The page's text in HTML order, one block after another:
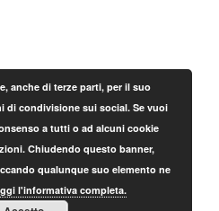
anche di terze parti, per il suo
di condivisione sui social. Se vuoi
a tutti o ad alcuni cookie
Chiudendo questo banner,
qualunque suo elemento ne
l'informativa completa.